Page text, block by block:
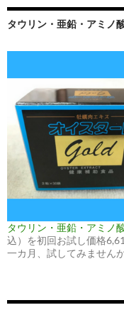
タウリン・亜鉛・アミノ
タウリン・亜鉛・アミノ
込）を初回お試し価格
一カ月、試してみません